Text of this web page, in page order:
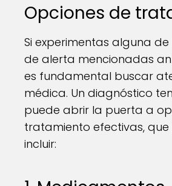
Opciones de
Si experimentas alguna de
de alerta mencionadas
es fundamental buscar
médica. Un diagnóstico
puede abrir la puerta a
tratamiento efectivas,
incluir: